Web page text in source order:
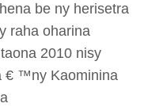
be ny herisetra
raha oharina
2010 nisy
€ ™ny Kaominina